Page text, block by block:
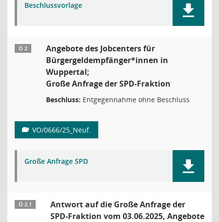
Beschlussvorlage
Ö 2
Angebote des Jobcenters für
Bürgergeldempfänger*innen in
Wuppertal;
Große Anfrage der SPD-Fraktion
Beschluss: Entgegennahme ohne Beschluss
VO/0666/25_Neuf.
Große Anfrage SPD
Ö 2.1
Antwort auf die Große Anfrage der
SPD-Fraktion vom 03.06.2025, Angebote